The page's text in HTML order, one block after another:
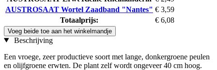
AUSTROSAAT Wortel Zaadband "Nantes" € 3,59
Totaalprijs:
€ 6,08
Voeg beide toe aan het winkelmandje
Beschrijving
Een vroege, zeer productieve soort met lange, donkergroene peulen
en olijfgroene erwten. De plant zelf wordt ongeveer 40 cm hoog.